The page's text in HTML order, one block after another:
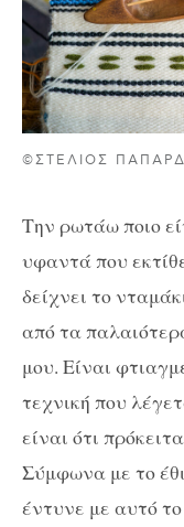
©ΣΤΕΛΙΟΣ
Την ρωτάω ποιο
υφαντά που
δείχνει το
από τα
μου. Είναι
τεχνική που
είναι ότι
Σύμφωνα με το
έντυνε με αυτό